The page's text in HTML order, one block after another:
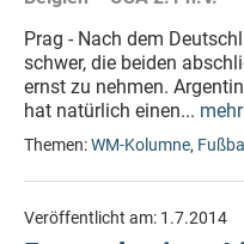
Prag - Nach dem
schwer, die beiden
ernst zu nehmen.
hat natürlich einen... mehr
Themen:WM-Kolumne,
Veröffentlicht am: 1.7.2014